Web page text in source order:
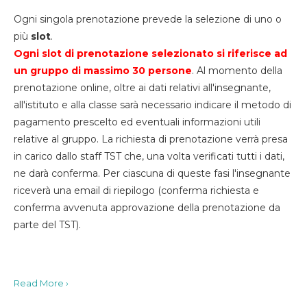
Ogni singola prenotazione prevede la selezione di uno o
più slot.
Ogni slot di prenotazione selezionato si riferisce ad
un gruppo di massimo 30 persone. Al momento della
prenotazione online, oltre ai dati relativi all'insegnante,
all'istituto e alla classe sarà necessario indicare il metodo di
pagamento prescelto ed eventuali informazioni utili
relative al gruppo. La richiesta di prenotazione verrà presa
in carico dallo staff TST che, una volta verificati tutti i dati,
ne darà conferma. Per ciascuna di queste fasi l'insegnante
riceverà una email di riepilogo (conferma richiesta e
conferma avvenuta approvazione della prenotazione da
parte del TST).
Read More ›